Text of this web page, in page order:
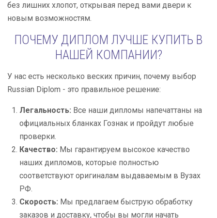
без лишних хлопот, открывая перед вами двери к
новым возможностям.
ПОЧЕМУ ДИПЛОМ ЛУЧШЕ КУПИТЬ В
НАШЕЙ КОМПАНИИ?
У нас есть несколько веских причин, почему выбор
Russian Diplom - это правильное решение:
Легальность: Все наши дипломы напечаттаны на
официальных бланках Гознак и пройдут любые
проверки.
Качество: Мы гарантируем высокое качество
наших дипломов, которые полностью
соответствуют оригиналам выдаваемым в Вузах
РФ.
Скорость: Мы предлагаем быструю обработку
заказов и доставку, чтобы вы могли начать